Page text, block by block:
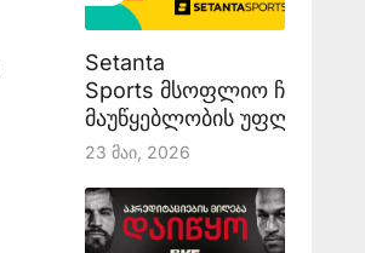
Setanta
Sports მსოფლიო
მაუწყებლობის უფლებას
23 Მაი, 2026